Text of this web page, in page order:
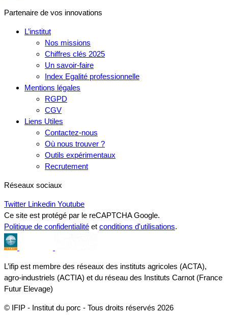
Partenaire de vos innovations
L’institut
Nos missions
Chiffres clés 2025
Un savoir-faire
Index Egalité professionnelle
Mentions légales
RGPD
CGV
Liens Utiles
Contactez-nous
Où nous trouver ?
Outils expérimentaux
Recrutement
Réseaux sociaux
Twitter Linkedin Youtube
Ce site est protégé par le reCAPTCHA Google.
Politique de confidentialité et conditions d'utilisations.
L’ifip est membre des réseaux des instituts agricoles (ACTA),
agro-industriels (ACTIA) et du réseau des Instituts Carnot (France
Futur Elevage)
© IFIP - Institut du porc - Tous droits réservés 2026